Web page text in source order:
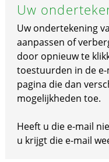
Uw
Uw ondertekening
aanpassen of
door opnieuw te
toestuurden in de
pagina die dan
mogelijkheden toe.
Heeft u die e-mail
u krijgt die e-mail